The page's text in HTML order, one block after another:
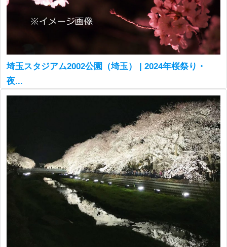
埼玉スタジアム2002公園（埼玉） | 2024年桜祭り・
夜...